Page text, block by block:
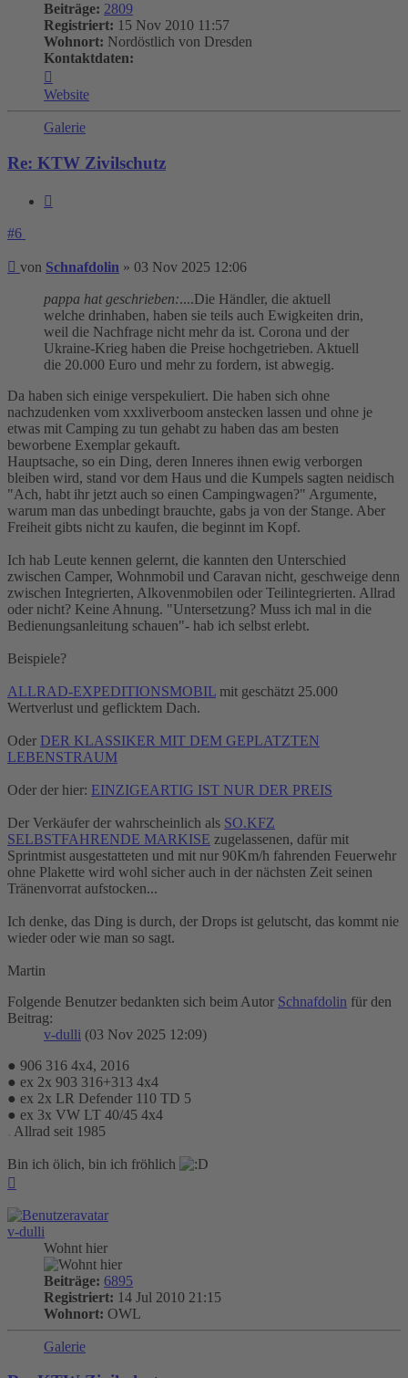
Beiträge: 2809
Registriert: 15 Nov 2010 11:57
Wohnort: Nordöstlich von Dresden
Kontaktdaten:
von
Schnafdolin
Website
Galerie
Re: KTW Zivilschutz
#6
Beitrag
von Schnafdolin » 03 Nov 2025 12:06
pappa hat geschrieben:....Die Händler, die aktuell
welche drinhaben, haben sie teils auch Ewigkeiten drin,
weil die Nachfrage nicht mehr da ist. Corona und der
Ukraine-Krieg haben die Preise hochgetrieben. Aktuell
die 20.000 Euro und mehr zu fordern, ist abwegig.
Da haben sich einige verspekuliert. Die haben sich ohne
nachzudenken vom xxxliverboom anstecken lassen und ohne je
etwas mit Camping zu tun gehabt zu haben das am besten
beworbene Exemplar gekauft.
Hauptsache, so ein Ding, deren Inneres ihnen ewig verborgen
bleiben wird, stand vor dem Haus und die Kumpels sagten neidisch
"Ach, habt ihr jetzt auch so einen Campingwagen?" Argumente,
warum man das unbedingt brauchte, gabs ja von der Stange. Aber
Freiheit gibts nicht zu kaufen, die beginnt im Kopf.
Ich hab Leute kennen gelernt, die kannten den Unterschied
zwischen Camper, Wohnmobil und Caravan nicht, geschweige denn
zwischen Integrierten, Alkovenmobilen oder Teilintegrierten. Allrad
oder nicht? Keine Ahnung. "Untersetzung? Muss ich mal in die
Bedienungsanleitung schauen"- hab ich selbst erlebt.
Beispiele?
ALLRAD-EXPEDITIONSMOBIL mit geschätzt 25.000
Wertverlust und geflicktem Dach.
Oder DER KLASSIKER MIT DEM GEPLATZTEN
LEBENSTRAUM
Oder der hier: EINZIGEARTIG IST NUR DER PREIS
Der Verkäufer der wahrscheinlich als SO.KFZ
SELBSTFAHRENDE MARKISE zugelassenen, dafür mit
Sprintmist ausgestatteten und mit nur 90Km/h fahrenden Feuerwehr
ohne Plakette wird wohl sicher auch in der nächsten Zeit seinen
Tränenvorrat aufstocken...
Ich denke, das Ding is durch, der Drops ist gelutscht, das kommt nie
wieder oder wie man so sagt.
Martin
Folgende Benutzer bedankten sich beim Autor Schnafdolin für den
Beitrag:
v-dulli (03 Nov 2025 12:09)
● 906 316 4x4, 2016
● ex 2x 903 316+313 4x4
● ex 2x LR Defender 110 TD 5
● ex 3x VW LT 40/45 4x4
. Allrad seit 1985
Bin ich ölich, bin ich fröhlich
v-dulli
Wohnt hier
Beiträge: 6895
Registriert: 14 Jul 2010 21:15
Wohnort: OWL
Galerie